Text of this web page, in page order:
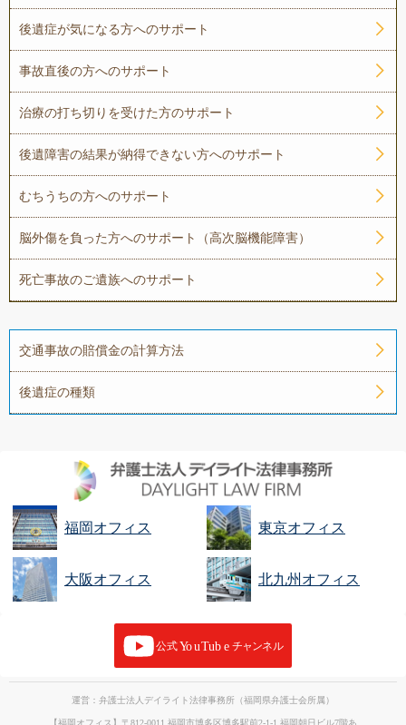
後遺症が気になる方へのサポート
事故直後の方へのサポート
治療の打ち切りを受けた方のサポート
後遺障害の結果が納得できない方へのサポート
むちうちの方へのサポート
脳外傷を負った方へのサポート（高次脳機能障害）
死亡事故のご遺族へのサポート
交通事故の賠償金の計算方法
後遺症の種類
福岡オフィス 東京オフィス
大阪オフィス 北九州オフィス
運営：弁護士法人デイライト法律事務所（福岡県弁護士会所属）
【福岡オフィス】〒812-0011 福岡市博多区博多駅前2-1-1 福岡朝日ビル7階あ